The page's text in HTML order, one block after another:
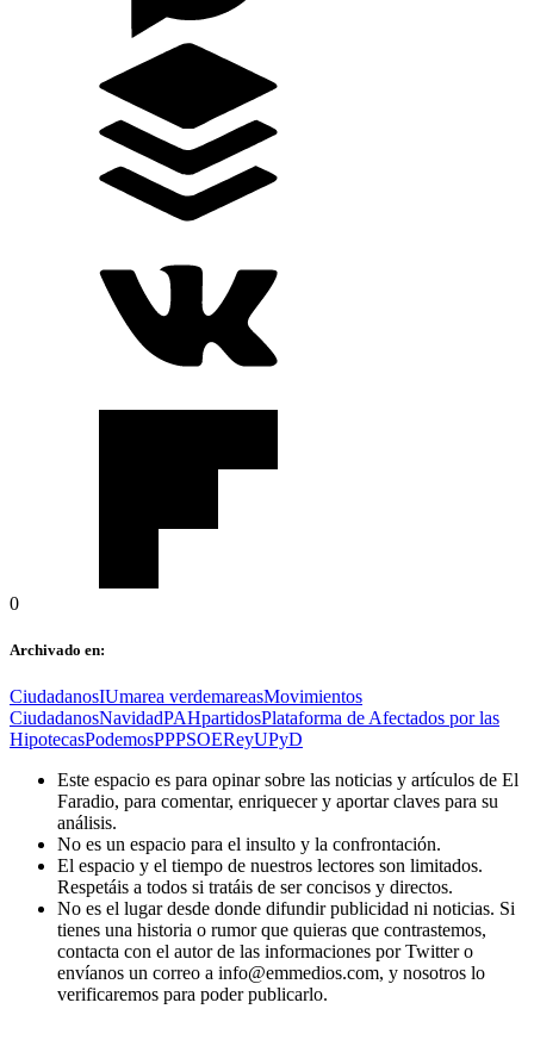
0
Archivado en:
CiudadanosIUmarea verdemareasMovimientos
CiudadanosNavidadPAHpartidosPlataforma de Afectados por las
HipotecasPodemosPPPSOEReyUPyD
Este espacio es para opinar sobre las noticias y artículos de El
Faradio, para comentar, enriquecer y aportar claves para su
análisis.
No es un espacio para el insulto y la confrontación.
El espacio y el tiempo de nuestros lectores son limitados.
Respetáis a todos si tratáis de ser concisos y directos.
No es el lugar desde donde difundir publicidad ni noticias. Si
tienes una historia o rumor que quieras que contrastemos,
contacta con el autor de las informaciones por Twitter o
envíanos un correo a info@emmedios.com, y nosotros lo
verificaremos para poder publicarlo.